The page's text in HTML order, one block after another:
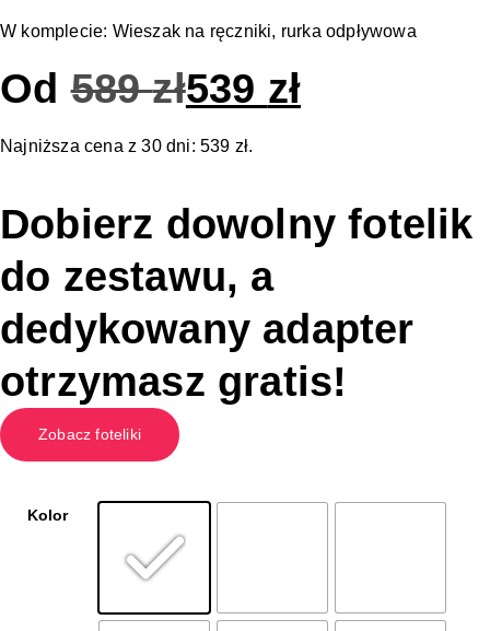
W komplecie: Wieszak na ręczniki, rurka odpływowa
Od589zł539 zł
Najniższa cena z 30 dni: 539 zł.
Dobierz dowolny fotelik
do zestawu, a
dedykowany adapter
otrzymasz gratis!
Zobacz foteliki
Kolor